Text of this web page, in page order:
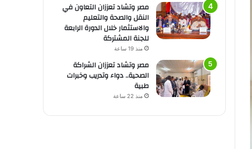
مصر وتشاد تعززان التعاون في
النقل والصحة والتعليم
والاستثمار خلال الدورة الرابعة
للجنة المشتركة
منذ 19 ساعة
مصر وتشاد تعززان الشراكة
الصحية.. دواء وتدريب وخبرات
طبية
منذ 22 ساعة